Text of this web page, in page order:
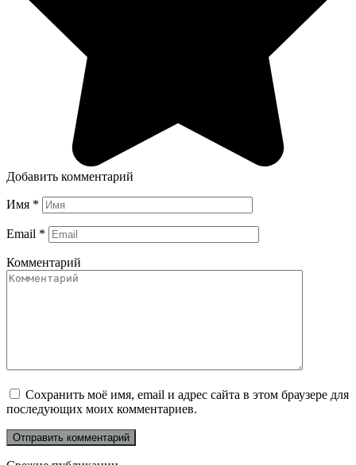
Добавить комментарий
Имя *
Email *
Комментарий
Сохранить моё имя, email и адрес сайта в этом браузере для
последующих моих комментариев.